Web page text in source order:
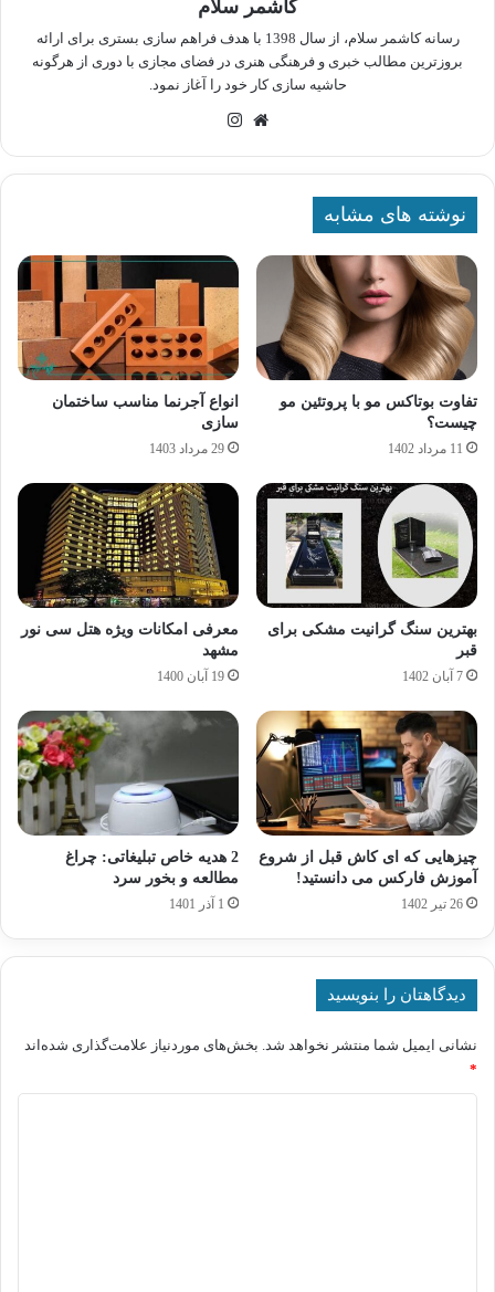
کاشمر سلام
رسانه کاشمر سلام، از سال 1398 با هدف فراهم سازی بستری برای ارائه
بروزترین مطالب خبری و فرهنگی هنری در فضای مجازی با دوری از هرگونه
حاشیه سازی کار خود را آغاز نمود.
وبسایت
نوشته های مشابه
تفاوت بوتاکس مو با پروتئین مو
چیست؟
11 مرداد 1402
انواع آجرنما مناسب ساختمان
سازی
29 مرداد 1403
بهترین سنگ گرانیت مشکی برای
قبر
7 آبان 1402
معرفی امکانات ویژه هتل سی نور
مشهد
19 آبان 1400
چیزهایی که ای کاش قبل از شروع
آموزش فارکس می دانستید!
26 تیر 1402
2 هدیه خاص تبلیغاتی: چراغ
مطالعه و بخور سرد
1 آذر 1401
دیدگاهتان را بنویسید
نشانی ایمیل شما منتشر نخواهد شد. بخش‌های موردنیاز علامت‌گذاری شده‌اند
*